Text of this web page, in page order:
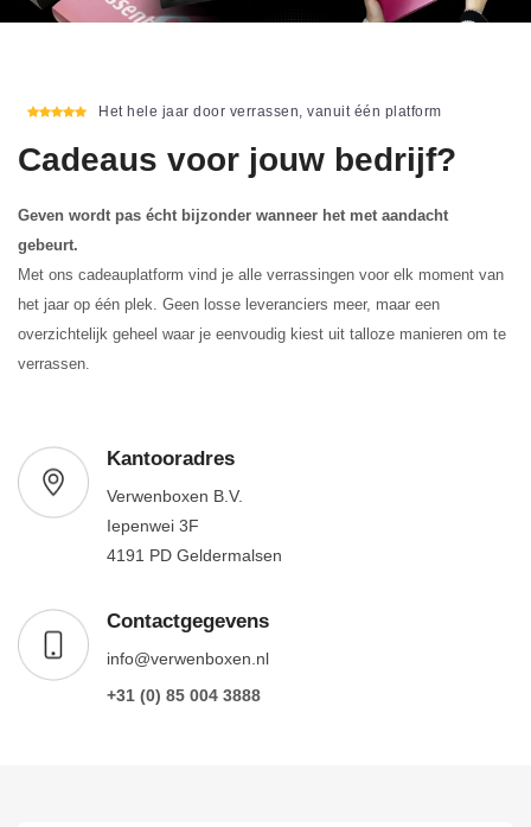
Het hele jaar door verrassen, vanuit één platform
Cadeaus voor jouw bedrijf?
Geven wordt pas écht bijzonder wanneer het met aandacht
gebeurt.
Met ons cadeauplatform vind je alle verrassingen voor elk moment van
het jaar op één plek. Geen losse leveranciers meer, maar een
overzichtelijk geheel waar je eenvoudig kiest uit talloze manieren om te
verrassen.
Kantooradres
Verwenboxen B.V.
Iepenwei 3F
4191 PD Geldermalsen
Contactgegevens
info@verwenboxen.nl
+31 (0) 85 004 3888